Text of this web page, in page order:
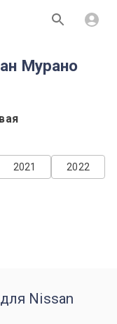
Мурано
2022
2021
Nissan